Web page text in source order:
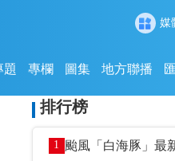
媒
題 專欄 圖集 地方聯播
排行榜
1 颱風「白海豚」最